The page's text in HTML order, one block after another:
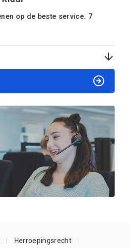
op de beste service. 7
Herroepingsrecht